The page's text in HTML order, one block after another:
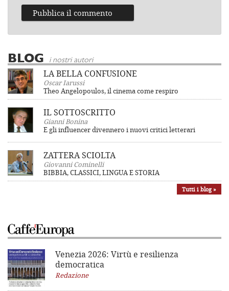
BLOG i nostri autori
LA BELLA CONFUSIONE
Oscar Iarussi
Theo Angelopoulos, il cinema come respiro
IL SOTTOSCRITTO
Gianni Bonina
E gli influencer divennero i nuovi critici letterari
ZATTERA SCIOLTA
Giovanni Cominelli
BIBBIA, CLASSICI, LINGUA E STORIA
Tutti i blog »
Venezia 2026: Virtù e resilienza
democratica
Redazione